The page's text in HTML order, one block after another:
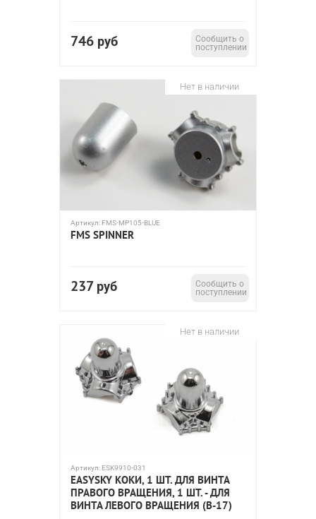
746 руб
Сообщить о
поступлении
Нет в наличии
Артикул: FMS-MP105-BLUE
FMS SPINNER
237 руб
Сообщить о
поступлении
Нет в наличии
Артикул: ESK9910-031
EASYSKY КОКИ, 1 ШТ. ДЛЯ ВИНТА
ПРАВОГО ВРАЩЕНИЯ, 1 ШТ. - ДЛЯ
ВИНТА ЛЕВОГО ВРАЩЕНИЯ (B-17)